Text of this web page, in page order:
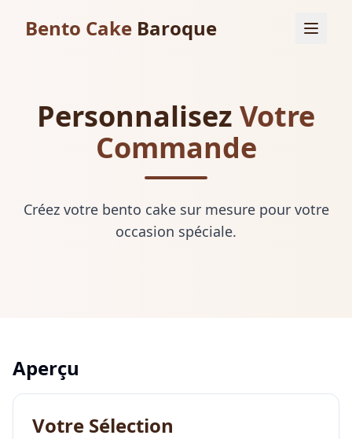
Bento Cake Baroque
Personnalisez Votre
Commande
Créez votre bento cake sur mesure pour votre
occasion spéciale.
Aperçu
Votre Sélection